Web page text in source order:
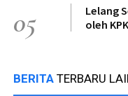
05
Lelang
oleh
BERITA TERBARU